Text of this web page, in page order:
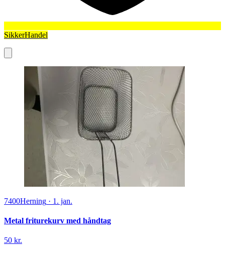
SikkerHandel
7400Herning · 1. jan.
Metal friturekurv med håndtag
50 kr.